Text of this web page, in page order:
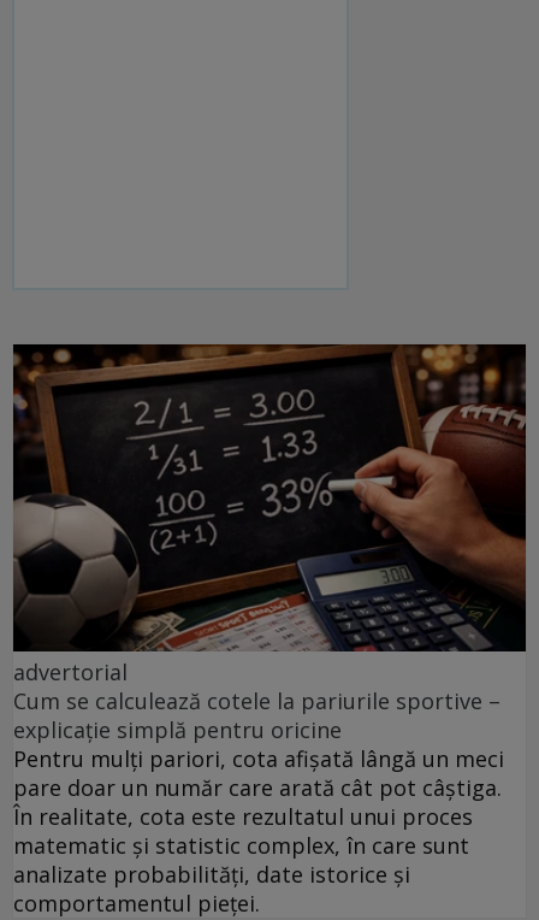
advertorial
Cum se calculează cotele la pariurile sportive –
explicație simplă pentru oricine
Pentru mulți pariori, cota afișată lângă un meci
pare doar un număr care arată cât pot câștiga.
În realitate, cota este rezultatul unui proces
matematic și statistic complex, în care sunt
analizate probabilități, date istorice și
comportamentul pieței.